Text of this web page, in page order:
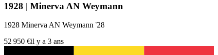
1928 | Minerva AN Weymann
1928 Minerva AN Weymann '28
52 950 €il y a 3 ans